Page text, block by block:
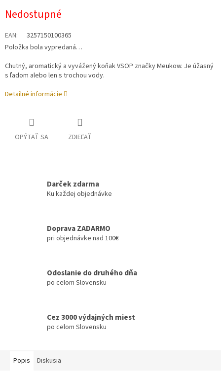
cena:
Nedostupné
EAN:
3257150100365
Položka bola vypredaná…
Chutný, aromatický a vyvážený koňak VSOP značky Meukow. Je úžasný
s ľadom alebo len s trochou vody.
Detailné informácie
OPÝTAŤ SA ZDIEĽAŤ
Darček zdarma
Ku každej objednávke
Doprava ZADARMO
pri objednávke nad 100€
Odoslanie do druhého dňa
po celom Slovensku
Cez 3000 výdajných miest
po celom Slovensku
Popis Diskusia